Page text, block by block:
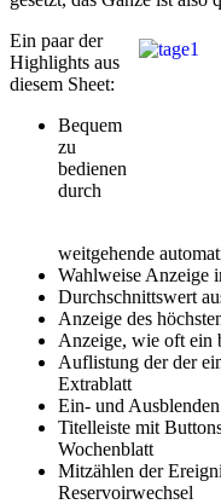
Ein paar der
Highlights aus
diesem Sheet:
Bequem
zu
bedienen
durch
weitgehende
Wahlweise Anzeige
Durchschnittswert
Anzeige des
Anzeige, wie oft ein
Auflistung der der
Extrablatt
Ein- und
Titelleiste mit
Wochenblatt
Mitzählen der
Reservoirwechsel